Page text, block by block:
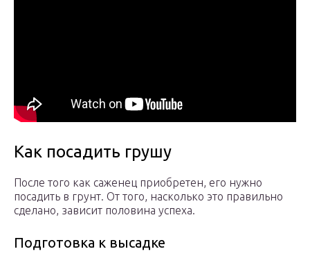
Как посадить грушу
После того как саженец приобретен, его нужно
посадить в грунт. От того, насколько это правильно
сделано, зависит половина успеха.
Подготовка к высадке